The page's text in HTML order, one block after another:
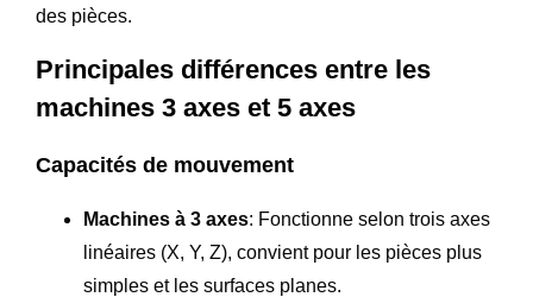
des pièces.
Principales différences entre les
machines 3 axes et 5 axes
Capacités de mouvement
Machines à 3 axes: Fonctionne selon trois axes
linéaires (X, Y, Z), convient pour les pièces plus
simples et les surfaces planes.